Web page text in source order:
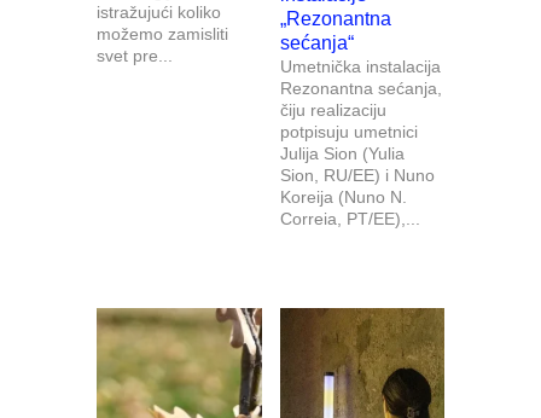
istražujući koliko
možemo zamisliti
svet pre...
„Rezonantna
sećanja“
Umetnička instalacija
Rezonantna sećanja,
čiju realizaciju
potpisuju umetnici
Julija Sion (Yulia
Sion, RU/EE) i Nuno
Koreija (Nuno N.
Correia, PT/EE),...